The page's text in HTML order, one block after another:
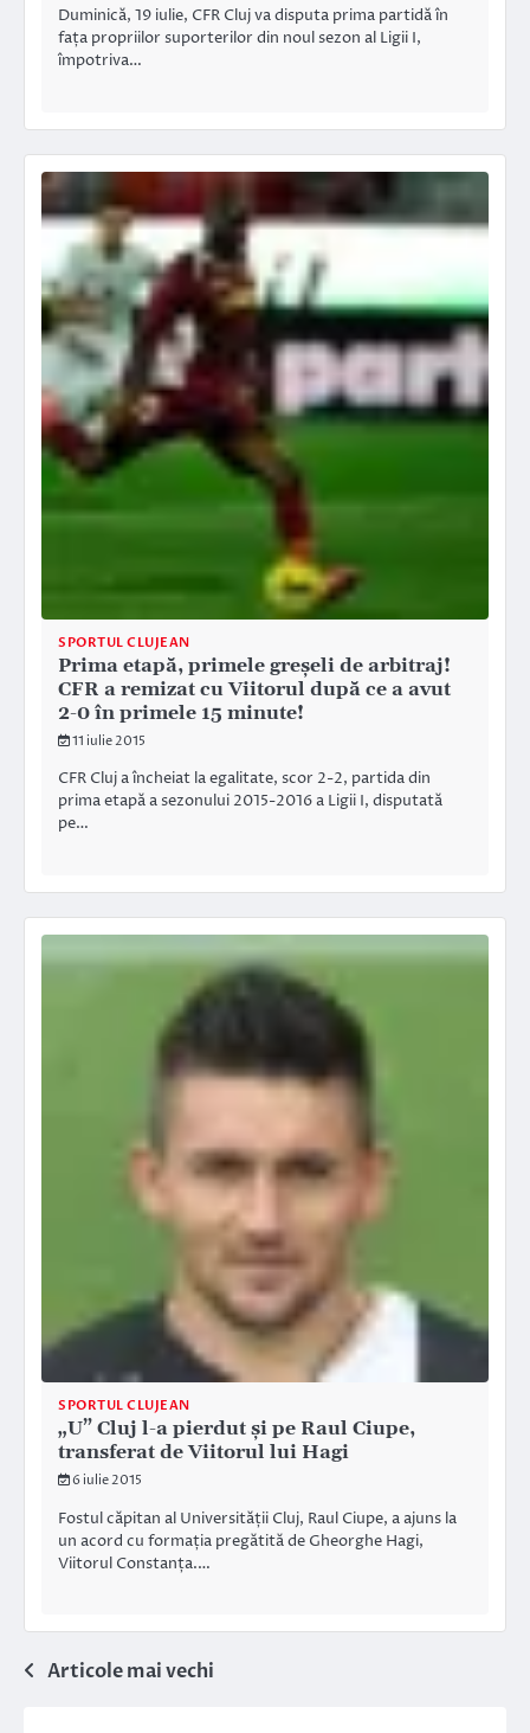
Duminică, 19 iulie, CFR Cluj va disputa prima partidă în
fața propriilor suporterilor din noul sezon al Ligii I,
împotriva…
SPORTUL CLUJEAN
Prima etapă, primele greșeli de arbitraj!
CFR a remizat cu Viitorul după ce a avut
2-0 în primele 15 minute!
11 iulie 2015
CFR Cluj a încheiat la egalitate, scor 2-2, partida din
prima etapă a sezonului 2015-2016 a Ligii I, disputată
pe…
SPORTUL CLUJEAN
„U” Cluj l-a pierdut și pe Raul Ciupe,
transferat de Viitorul lui Hagi
6 iulie 2015
Fostul căpitan al Universității Cluj, Raul Ciupe, a ajuns la
un acord cu formația pregătită de Gheorghe Hagi,
Viitorul Constanța.…
Navigare
Articole mai vechi